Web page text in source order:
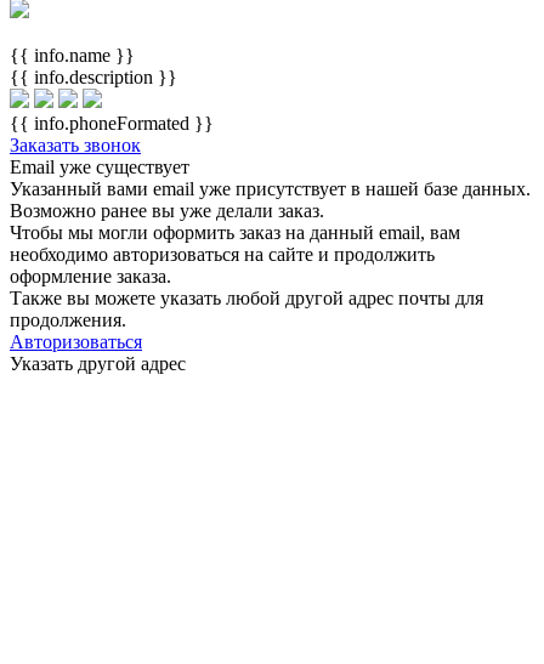
{{ info.name }}
{{ info.description }}
{{ info.phoneFormated }}
Заказать звонок
Email уже существует
Указанный вами email уже присутствует в нашей базе данных.
Возможно ранее вы уже делали заказ.
Чтобы мы могли оформить заказ на данный email, вам
необходимо авторизоваться на сайте и продолжить
оформление заказа.
Также вы можете указать любой другой адрес почты для
продолжения.
Авторизоваться
Указать другой адрес